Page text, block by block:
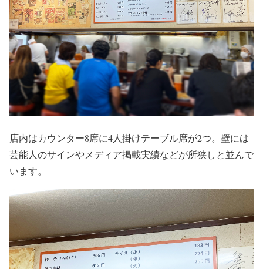
店内はカウンター8席に4人掛けテーブル席が2つ。壁には
芸能人のサインやメディア掲載実績などが所狭しと並んで
います。